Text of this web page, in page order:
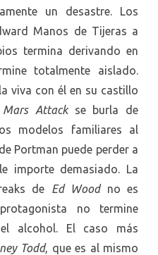
un desastre. Los
Manos de Tijeras a
termina derivando en
totalmente aislado.
viva con él en su castillo
Mars Attackse burla de
modelos familiares al
Portman puede perder a
importe demasiado. La
de Ed Woodno es
no termine
alcohol. El caso más
Todd, que es al mismo